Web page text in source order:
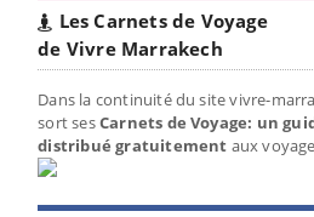
Les Carnets de Voyage
de Vivre Marrakech
Dans la continuité du site vivre-
sort sesCarnets de Voyage: un
distribué gratuitement aux